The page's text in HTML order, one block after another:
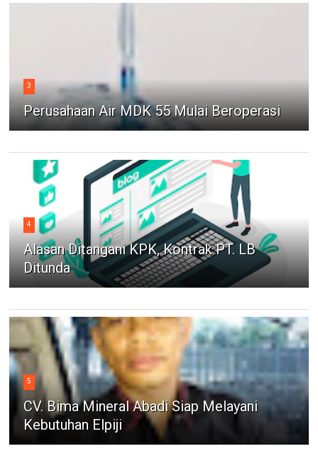
3
Perusahaan Air MDK 55 Mulai Beroperasi
4
Alasan Ditangani KPK, Kontrak PT. LB
Ditunda
5
CV. Bima Mineral Abadi Siap Melayani
Kebutuhan Elpiji